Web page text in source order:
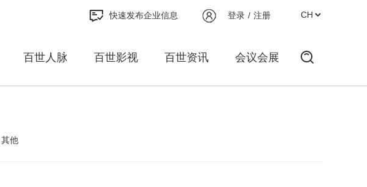
登录 / 注册
快速发布企业信息
百世人脉 百世影视 百世资讯 会议会展
其他